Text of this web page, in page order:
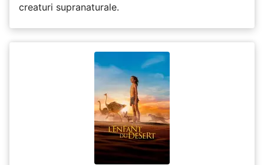
creaturi supranaturale.